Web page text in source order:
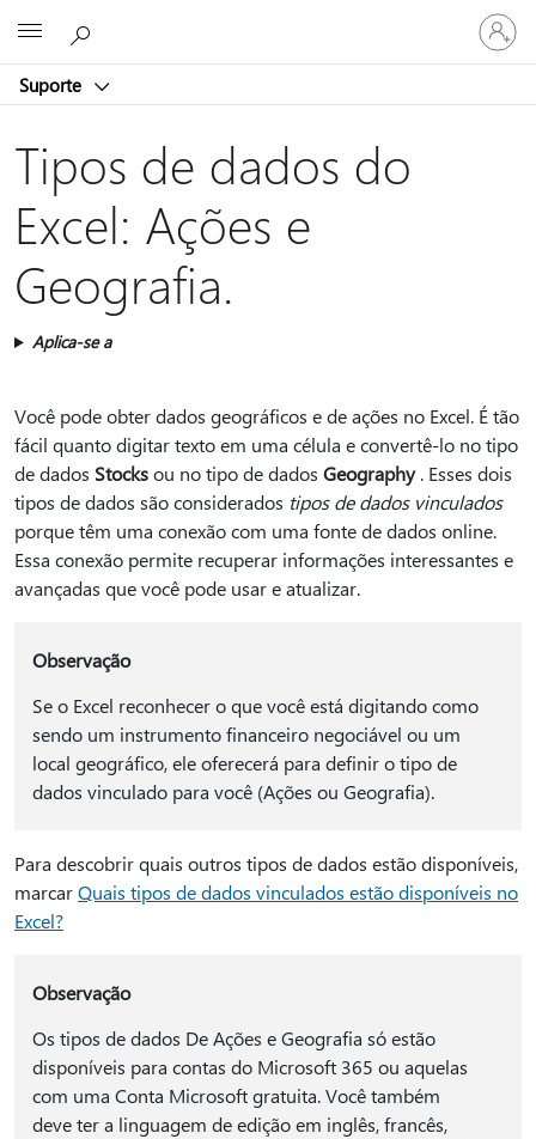
Suporte
Entre
em
sua
Tipos de dados do
Excel: Ações e
Geografia.
Aplica-se a
Você pode obter dados geográficos e de ações no Excel. É tão
fácil quanto digitar texto em uma célula e convertê-lo no tipo
de dados Stocksou no tipo de dados Geography. Esses dois
tipos de dados são considerados tipos de dados vinculados
porque têm uma conexão com uma fonte de dados online.
Essa conexão permite recuperar informações interessantes e
avançadas que você pode usar e atualizar.
Observação
Se o Excel reconhecer o que você está digitando como
sendo um instrumento financeiro negociável ou um
local geográfico, ele oferecerá para definir o tipo de
dados vinculado para você (Ações ou Geografia).
Para descobrir quais outros tipos de dados estão disponíveis,
marcarQuais tipos de dados vinculados estão disponíveis no
Excel?
Observação
Os tipos de dados De Ações e Geografia só estão
disponíveis para contas do Microsoft 365 ou aquelas
com uma Conta Microsoft gratuita. Você também
deve ter a linguagem de edição em inglês, francês,